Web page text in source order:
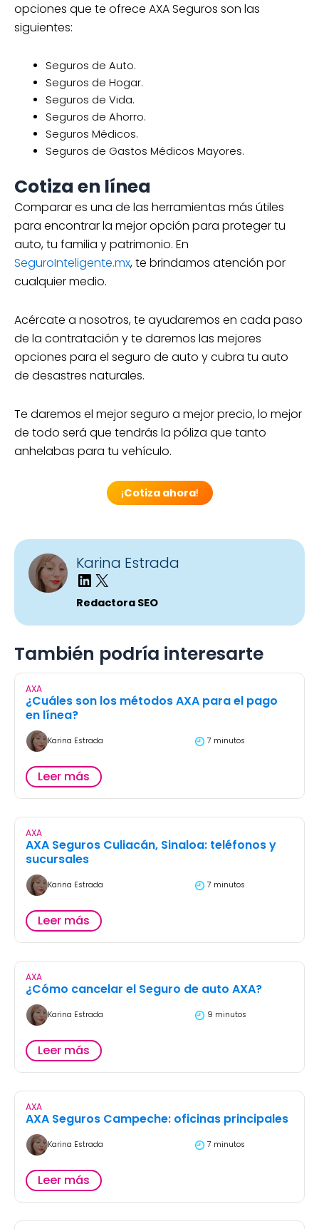
opciones que te ofrece AXA Seguros son las
siguientes:
Seguros de Auto.
Seguros de Hogar.
Seguros de Vida.
Seguros de Ahorro.
Seguros Médicos.
Seguros de Gastos Médicos Mayores.
Cotiza en línea
Comparar es una de las herramientas más útiles
para encontrar la mejor opción para proteger tu
auto, tu familia y patrimonio. En
SeguroInteligente.mx, te brindamos atención por
cualquier medio.
Acércate a nosotros, te ayudaremos en cada paso
de la contratación y te daremos las mejores
opciones para el seguro de auto y cubra tu auto
de desastres naturales.
Te daremos el mejor seguro a mejor precio, lo mejor
de todo será que tendrás la póliza que tanto
anhelabas para tu vehículo.
¡Cotiza ahora!
Karina Estrada
Redactora SEO
También podría interesarte
AXA
¿Cuáles son los métodos AXA para el pago
en línea?
Karina Estrada 7 minutos
Leer más
AXA
AXA Seguros Culiacán, Sinaloa: teléfonos y
sucursales
Karina Estrada 7 minutos
Leer más
AXA
¿Cómo cancelar el Seguro de auto AXA?
Karina Estrada 9 minutos
Leer más
AXA
AXA Seguros Campeche: oficinas principales
Karina Estrada 7 minutos
Leer más